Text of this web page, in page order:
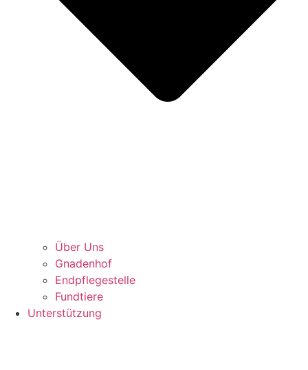
Über Uns
Gnadenhof
Endpflegestelle
Fundtiere
Unterstützung